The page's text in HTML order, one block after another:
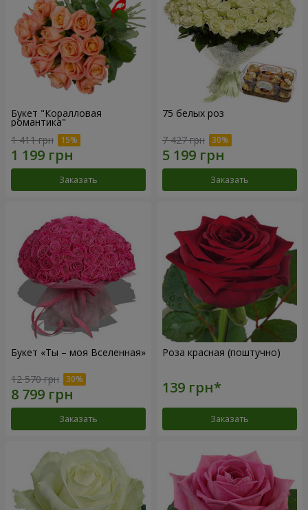
Букет "Коралловая
романтика"
1 411 грн
Заказать
75 белых роз
7 427 грн
Заказать
Букет «Ты – моя Вселенная»
12 570 грн
Заказать
Роза красная (поштучно)
Заказать